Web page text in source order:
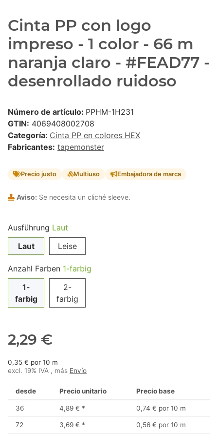
Cinta PP con logo
impreso - 1 color - 66 m
naranja claro - #FEAD77 -
desenrollado ruidoso
Número de artículo: PPHM-1H231
GTIN: 4069408002708
Categoría: Cinta PP en colores HEX
Fabricantes: tapemonster
Precio justo Multiuso Embajadora de marca
Aviso: Se necesita un cliché sleeve.
Ausführung Laut
Laut
Leise
Anzahl Farben 1-farbig
1-
farbig
2-
farbig
2,29 €
0,35 € por 10 m
excl. 19% IVA , más Envío
desde Precio unitario Precio base
36 4,89 € * 0,74 € por 10 m
72 3,69 € * 0,56 € por 10 m